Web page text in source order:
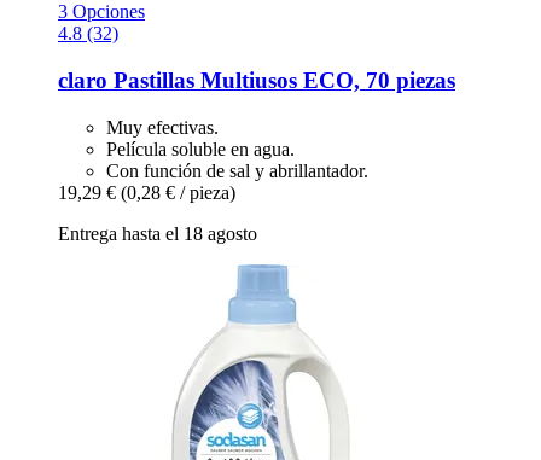
3 Opciones
4.8 (32)
claro Pastillas Multiusos ECO, 70 piezas
Muy efectivas.
Película soluble en agua.
Con función de sal y abrillantador.
19,29 € (0,28 € / pieza)
Entrega hasta el 18 agosto